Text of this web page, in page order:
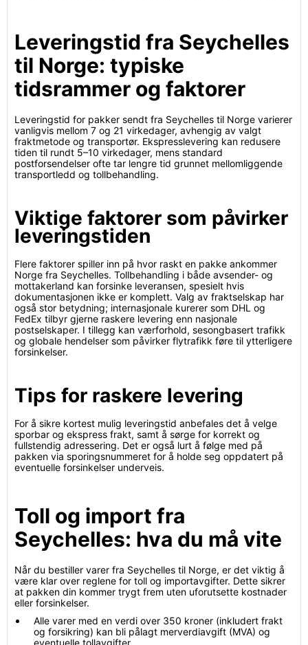
Leveringstid fra Seychelles
til Norge: typiske
tidsrammer og faktorer
Leveringstid for pakker sendt fra Seychelles til Norge varierer
vanligvis mellom 7 og 21 virkedager, avhengig av valgt
fraktmetode og transportør. Ekspresslevering kan redusere
tiden til rundt 5–10 virkedager, mens standard
postforsendelser ofte tar lengre tid grunnet mellomliggende
transportledd og tollbehandling.
Viktige faktorer som påvirker
leveringstiden
Flere faktorer spiller inn på hvor raskt en pakke ankommer
Norge fra Seychelles. Tollbehandling i både avsender- og
mottakerland kan forsinke leveransen, spesielt hvis
dokumentasjonen ikke er komplett. Valg av fraktselskap har
også stor betydning; internasjonale kurerer som DHL og
FedEx tilbyr gjerne raskere levering enn nasjonale
postselskaper. I tillegg kan værforhold, sesongbasert trafikk
og globale hendelser som påvirker flytrafikk føre til ytterligere
forsinkelser.
Tips for raskere levering
For å sikre kortest mulig leveringstid anbefales det å velge
sporbar og ekspress frakt, samt å sørge for korrekt og
fullstendig adressering. Det er også lurt å følge med på
pakken via sporingsnummeret for å holde seg oppdatert på
eventuelle forsinkelser underveis.
Toll og import fra
Seychelles: hva du må vite
Når du bestiller varer fra Seychelles til Norge, er det viktig å
være klar over reglene for toll og importavgifter. Dette sikrer
at pakken din kommer trygt frem uten uforutsette kostnader
eller forsinkelser.
Alle varer med en verdi over 350 kroner (inkludert frakt
og forsikring) kan bli pålagt merverdiavgift (MVA) og
eventuelle tollavgifter.